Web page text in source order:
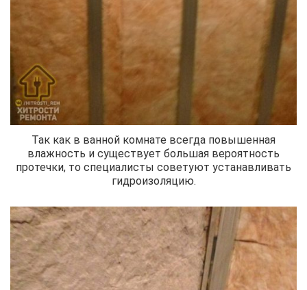
Так как в ванной комнате всегда повышенная
влажность и существует большая вероятность
протечки, то специалисты советуют устанавливать
гидроизоляцию.